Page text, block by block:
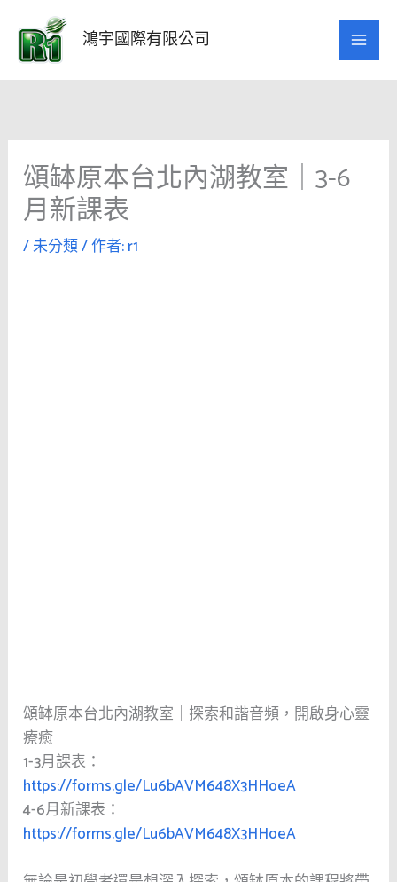
要
鴻宇國際有限公司
頌缽原本台北內湖教室｜3-6
月新課表
/未分類/ 作者:r1
頌缽原本台北內湖教室｜探索和諧音頻，開啟身心靈
療癒
1-3月課表：
https://forms.gle/Lu6bAVM648X3HHoeA
4-6月新課表：
https://forms.gle/Lu6bAVM648X3HHoeA